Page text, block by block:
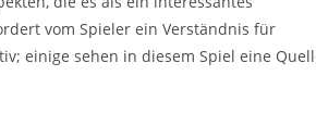
vom Spieler ein Verständnis für
einige sehen in diesem Spiel eine